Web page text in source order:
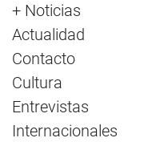
+ Noticias
Actualidad
Contacto
Cultura
Entrevistas
Internacionales